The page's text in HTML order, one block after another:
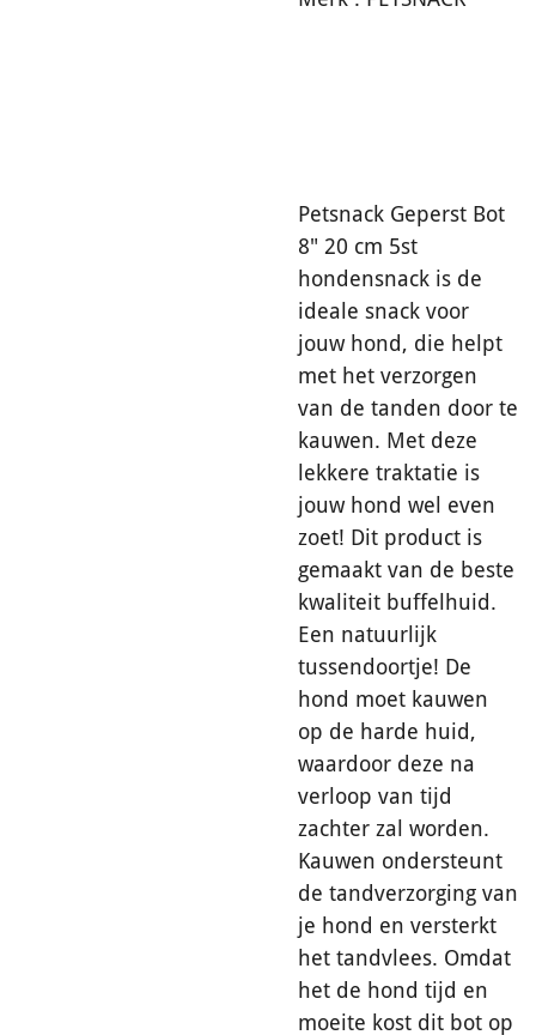
Petsnack Geperst Bot
8" 20 cm 5st
hondensnack is de
ideale snack voor
jouw hond, die helpt
met het verzorgen
van de tanden door te
kauwen. Met deze
lekkere traktatie is
jouw hond wel even
zoet! Dit product is
gemaakt van de beste
kwaliteit buffelhuid.
Een natuurlijk
tussendoortje! De
hond moet kauwen
op de harde huid,
waardoor deze na
verloop van tijd
zachter zal worden.
Kauwen ondersteunt
de tandverzorging van
je hond en versterkt
het tandvlees. Omdat
het de hond tijd en
moeite kost dit bot op